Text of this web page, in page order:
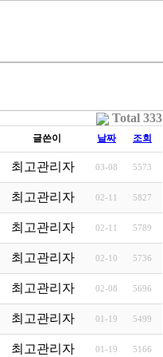
Total 333
글쓴이 날짜 조회
최고관리자 03-08 5573
최고관리자 02-11 5827
최고관리자 02-11 5789
최고관리자 02-10 5736
최고관리자 02-08 5696
최고관리자 01-19 5499
최고관리자 01-19 5166